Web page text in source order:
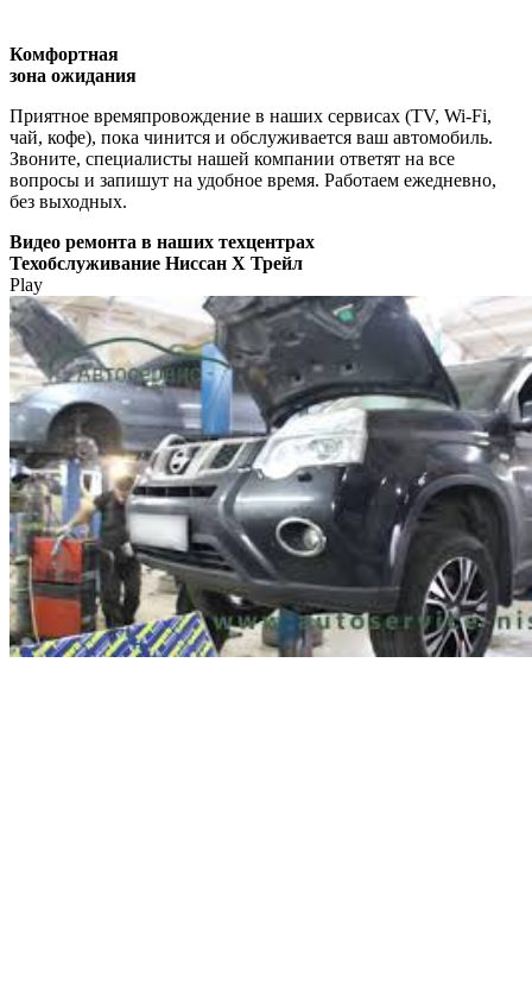
Комфортная
зона ожидания
Приятное времяпровождение в наших сервисах (TV, Wi-Fi,
чай, кофе), пока чинится и обслуживается ваш автомобиль.
Звоните, специалисты нашей компании ответят на все
вопросы и запишут на удобное время. Работаем ежедневно,
без выходных.
Видео ремонта в наших техцентрах
Техобслуживание Ниссан Х Трейл
Play